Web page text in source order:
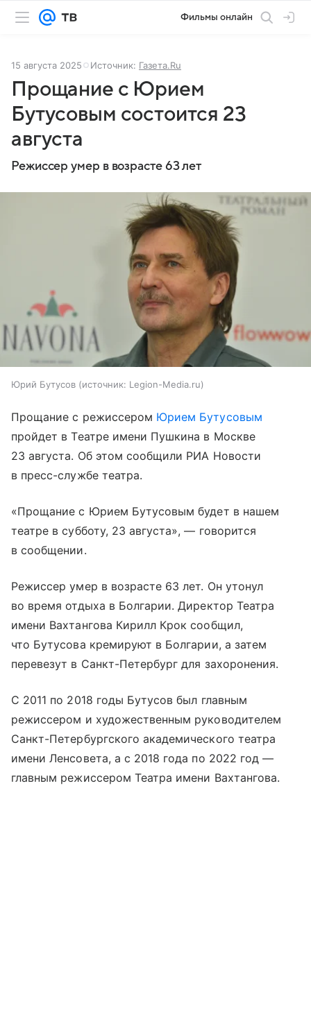
Фильмы онлайн
15 августа 2025 Источник: Газета.Ru
Прощание с Юрием
Бутусовым состоится 23
августа
Режиссер умер в возрасте 63 лет
Юрий Бутусов источник: Legion-Media.ru
Прощание с режиссером Юрием Бутусовым
пройдет в Театре имени Пушкина в Москве
23 августа. Об этом сообщили РИА Новости
в пресс-службе театра.
«Прощание с Юрием Бутусовым будет в нашем
театре в субботу, 23 августа», — говорится
в сообщении.
Режиссер умер в возрасте 63 лет. Он утонул
во время отдыха в Болгарии. Директор Театра
имени Вахтангова Кирилл Крок сообщил,
что Бутусова кремируют в Болгарии, а затем
перевезут в Санкт-Петербург для захоронения.
С 2011 по 2018 годы Бутусов был главным
режиссером и художественным руководителем
Санкт-Петербургского академического театра
имени Ленсовета, а с 2018 года по 2022 год —
главным режиссером Театра имени Вахтангова.